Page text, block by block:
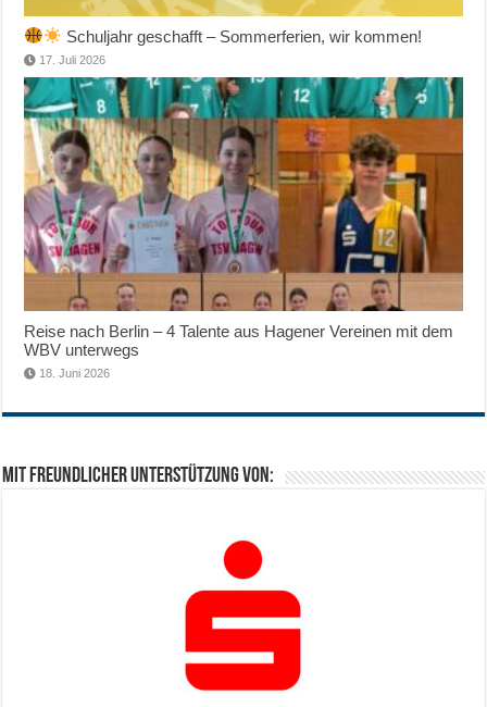
Schuljahr geschafft – Sommerferien, wir kommen!
17. Juli 2026
Reise nach Berlin – 4 Talente aus Hagener Vereinen mit dem
WBV unterwegs
18. Juni 2026
Mit freundlicher Unterstützung von: